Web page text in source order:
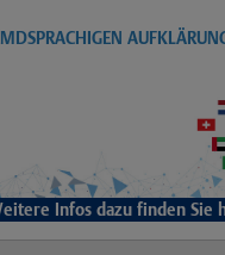
Infos dazu finden Sie